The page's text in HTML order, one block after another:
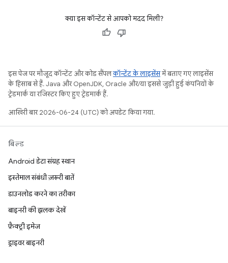
क्या इस कॉन्टेंट से आपको मदद मिली?
इस पेज पर मौजूद कॉन्टेंट और कोड सैंपलकॉन्टेंट के लाइसेंसमें बताए गए लाइसेंस
के हिसाब से हैं. Java और OpenJDK, Oracle और/या इससे जुड़ी हुई कंपनियों के
ट्रेडमार्क या रजिस्टर किए हुए ट्रेडमार्क हैं.
आखिरी बार 2026-06-24 (UTC) को अपडेट किया गया.
बिल्ड
Android डेटा संग्रह स्थान
इस्तेमाल संबंधी ज़रूरी बातें
डाउनलोड करने का तरीका
बाइनरी की झलक देखें
फ़ैक्ट्री इमेज
ड्राइवर बाइनरी